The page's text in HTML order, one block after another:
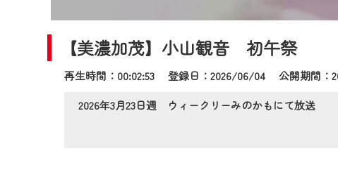
【美濃加茂】小山観音 初午祭
再生時間：00:02:53 登録日：2026/06/04公開期間：
2026年3月23日週 ウィークリーみのかもにて放送
CCNetWebTVのリニューアルにとも
日時 9/24 9:30～16:30
ご不便をおかけいたしますが、ご了